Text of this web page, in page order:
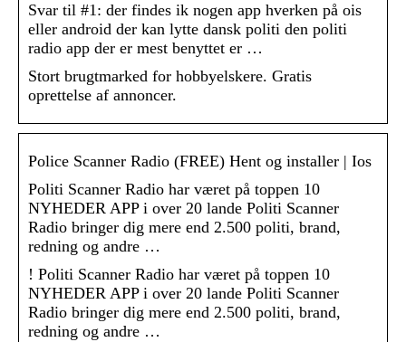
Svar til #1: der findes ik nogen app hverken på ois
eller android der kan lytte dansk politi den politi
radio app der er mest benyttet er …
Stort brugtmarked for hobbyelskere. Gratis
oprettelse af annoncer.
Police Scanner Radio (FREE) Hent og installer | Ios
Politi Scanner Radio har været på toppen 10
NYHEDER APP i over 20 lande Politi Scanner
Radio bringer dig mere end 2.500 politi, brand,
redning og andre …
! Politi Scanner Radio har været på toppen 10
NYHEDER APP i over 20 lande Politi Scanner
Radio bringer dig mere end 2.500 politi, brand,
redning og andre …